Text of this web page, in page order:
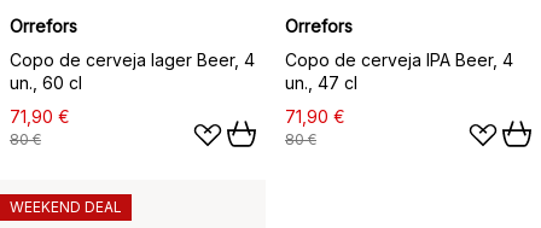
Orrefors
Copo de cerveja lager Beer, 4
un., 60 cl
71,90 €
80 €
Orrefors
Copo de cerveja IPA Beer, 4
un., 47 cl
71,90 €
80 €
WEEKEND DEAL